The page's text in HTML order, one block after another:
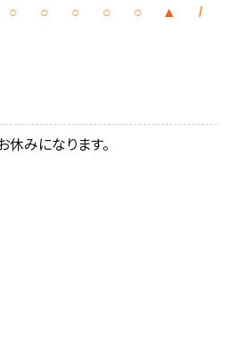
○ ○ ○ ○ ○ ▲ /
休みになります。